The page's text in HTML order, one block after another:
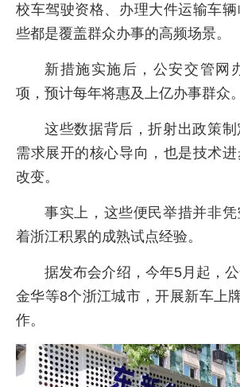
校车驾驶资格、办理大件运输车
些都是覆盖群众办事的高频场景。
新措施实施后，公安交管网
项，预计每年将惠及上亿办事群众。
这些数据背后，折射出政策
需求展开的核心导向，也是技术
改变。
事实上，这些便民举措并非
着浙江积累的成熟试点经验。
据发布会介绍，今年5月起，公
金华等8个浙江城市，开展新车上
作。